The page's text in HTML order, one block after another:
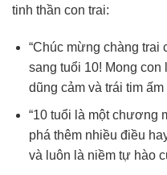
tinh thần con trai:
“Chúc mừng chàng
sang tuổi 10! Mong
dũng cảm và trái tim
“10 tuổi là một chương
phá thêm nhiều điều
và luôn là niềm tự hào